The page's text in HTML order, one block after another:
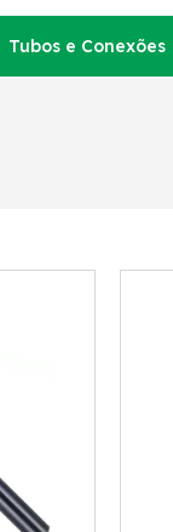
Tubos e Conexões